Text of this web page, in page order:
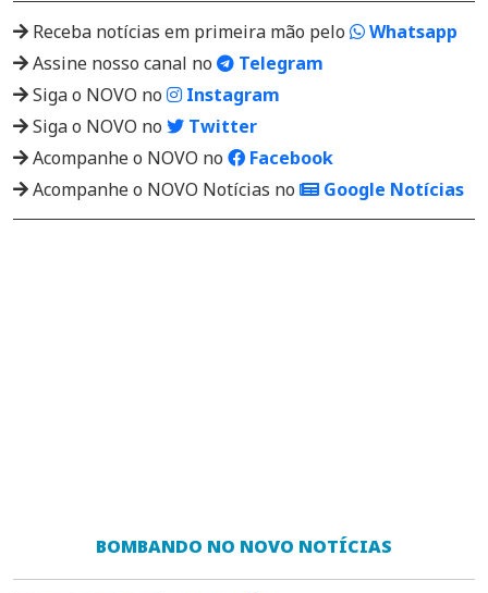
Receba notícias em primeira mão pelo
Whatsapp
Assine nosso canal no
Telegram
Siga o NOVO no
Instagram
Siga o NOVO no
Twitter
Acompanhe o NOVO no
Facebook
Acompanhe o NOVO Notícias no
Google Notícias
BOMBANDO NO NOVO NOTÍCIAS